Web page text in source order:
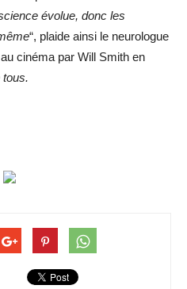
évolue, donc les
“, plaide ainsi le neurologue
cinéma par Will Smith en
tous.